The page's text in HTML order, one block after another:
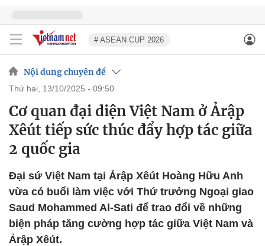
# ASEAN CUP 2026
Nội dung chuyên đề
thứ hai, 13/10/2025 - 09:50
Cơ quan đại diện Việt Nam ở Ảrập
Xêút tiếp sức thúc đẩy hợp tác giữa
2 quốc gia
Đại sứ Việt Nam tại Ảrập Xêút Hoàng Hữu Anh
vừa có buổi làm việc với Thứ trưởng Ngoại giao
Saud Mohammed Al-Sati để trao đổi về những
biện pháp tăng cường hợp tác giữa Việt Nam và
Ảrập Xêút.